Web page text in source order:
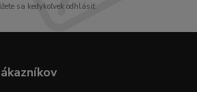
sa kedykoľvek odhlásiť.